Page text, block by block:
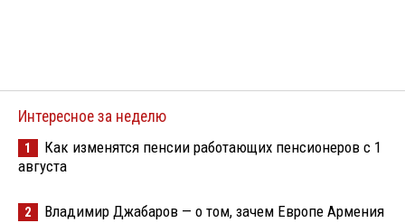
Интересное за неделю
1
Как изменятся пенсии работающих пенсионеров с 1
августа
2 Владимир Джабаров — о том, зачем Европе Армения